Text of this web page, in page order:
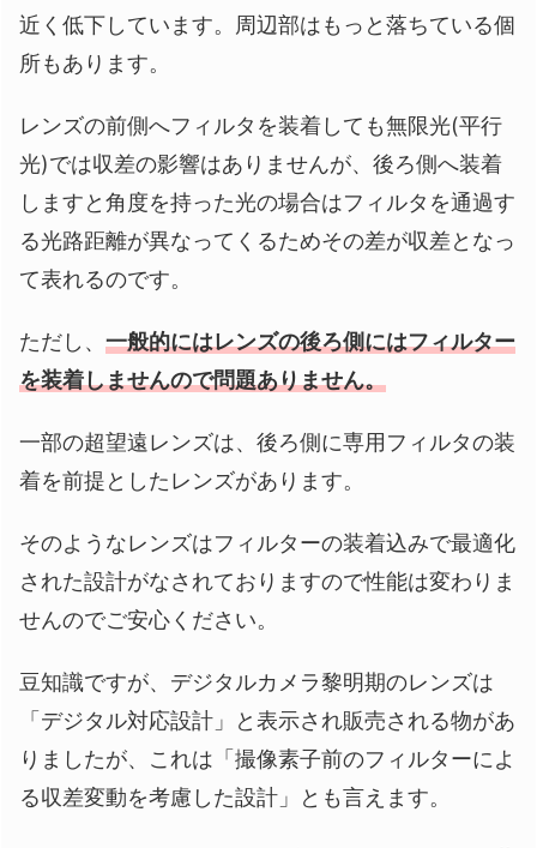
近く低下しています。周辺部はもっと落ちている個
所もあります。
レンズの前側へフィルタを装着しても無限光(平行
光)では収差の影響はありませんが、後ろ側へ装着
しますと角度を持った光の場合はフィルタを通過す
る光路距離が異なってくるためその差が収差となっ
て表れるのです。
ただし、 一般的にはレンズの後ろ側にはフィルター
を装着しませんので問題ありません。
一部の超望遠レンズは、後ろ側に専用フィルタの装
着を前提としたレンズがあります。
そのようなレンズはフィルターの装着込みで最適化
された設計がなされておりますので性能は変わりま
せんのでご安心ください。
豆知識ですが、デジタルカメラ黎明期のレンズは
「デジタル対応設計」と表示され販売される物があ
りましたが、これは「撮像素子前のフィルターによ
る収差変動を考慮した設計」とも言えます。